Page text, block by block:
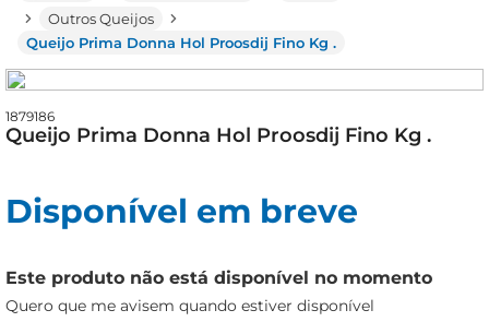
Outros Queijos
Queijo Prima Donna Hol Proosdij Fino Kg .
1879186
Queijo Prima Donna Hol Proosdij Fino Kg .
Disponível em breve
Este produto não está disponível no momento
Quero que me avisem quando estiver disponível
leite
queijo
azeite
iogurte
papel higiênico